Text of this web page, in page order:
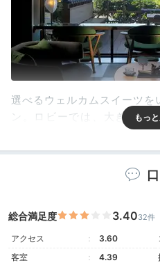
選べるウェルカムスイーツを
ン。ロビーでは、大きな窓
え。開放感あふれるステイの
イーツ好きな私はテンションが上
総合満足度 3.4032件
アクセス 3.60
客室
4.39